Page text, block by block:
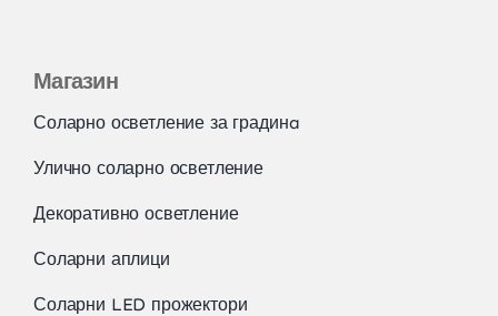
Магазин
Соларно осветление за градинa
Улично соларно осветление
Декоративно осветление
Соларни аплици
Соларни LED прожектори